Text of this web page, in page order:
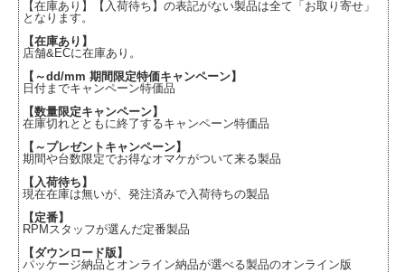
【在庫あり】【入荷待ち】の表記がない製品は全て「お取り寄せ」
となります。
【在庫あり】
店舗&ECに在庫あり。
【～dd/mm 期間限定特価キャンペーン】
日付までキャンペーン特価品
【数量限定キャンペーン】
在庫切れとともに終了するキャンペーン特価品
【～プレゼントキャンペーン】
期間や台数限定でお得なオマケがついて来る製品
【入荷待ち】
現在在庫は無いが、発注済みで入荷待ちの製品
【定番】
RPMスタッフが選んだ定番製品
【ダウンロード版】
パッケージ納品とオンライン納品が選べる製品のオンライン版